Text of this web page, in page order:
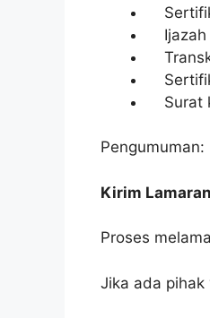
Ijazah
Surat
Pengumuman:
Kirim
Proses
Jika ada pihak